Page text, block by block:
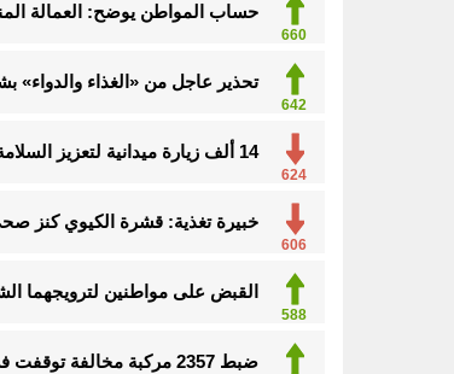
660
حساب المواطن يوضح: العمالة
642
تحذير عاجل من «الغذاء والدواء»
624
14 ألف زيارة ميدانية لتعزيز السلامة والالتزام بكود البناء في الأحساء
606
خبيرة تغذية: قشرة الكيوي كنز
588
القبض على مواطنين لترويجهما
ضبط 2357 مركبة مخالفة توقفت في مواقف الأشخاص ذوي الإعاقة